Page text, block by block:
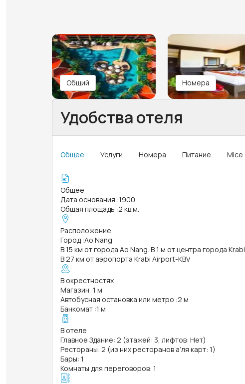
Общий Номера
Удобства отеля
Общее Услуги Номера Питание Mice
Общее
Дата основания :1900
Общая площадь :2 кв.м.
Расположение
Город :Ao Nang
В 15 км от города Ao Nang. В 1 м от центра города Krabi
В 27 км от аэропорта Krabi Airport-KBV
В окрестностях
Магазин :1 м
Автобусная остановка или метро :2 м
Банкомат :1 м
В отеле
Главное Здание: 2 (этажей: 3, лифтов: Нет)
Рестораны: 2 (из них ресторанов а’ля карт: 1)
Бары: 1
Комнаты для переговоров: 1